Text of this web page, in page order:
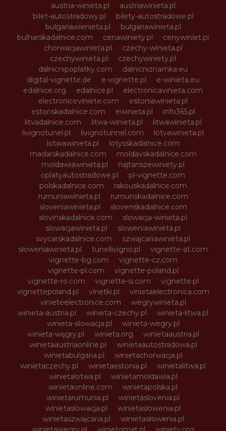
austria-winieta.pl
austriawinieta.pl
bilet-autostradowy.pl
bilety-autostradowe.pl
bulgariawienieta.pl
bulgariawinieta.pl
bulharskadalnice.com
cenawiniety.pl
cenywiniet.pl
chorwacjawinieta.pl
czechy-winieta.pl
czechywinieta.pl
czechywiniety.pl
dalnicnipoplatky.com
dalnicniznamka.eu
digital-vignette.de
e-vignette.pl
e-winieta.eu
edalnice.org
edalnice.pl
electronicavinieta.com
electroniceviniete.com
estoniawinieta.pl
estonskadalnice.com
ewinieta.pl
info365.pl
litvadalnice.com
litwa-winieta.pl
litwawinieta.pl
livignotunel.pl
livignotunnel.com
lotvawinieta.pl
lotwawinieta.pl
lotysskadalnice.com
madarskadalnice.com
moldavskadalnice.com
moldawiawinieta.pl
najtanszewiniety.pl
oplatyautostradowe.pl
pl-vignette.com
polskadalnice.com
rakouskadalnice.com
rumuniawinieta.pl
rumunskadalnice.com
sloveniawinieta.pl
slovenskadalnice.com
slovinskadalnice.com
slowacja-winieta.pl
slowacjawinieta.pl
sloweniawinieta.pl
svycarskadalnice.com
szwajcariawinieta.pl
słoweniawinieta.pl
tunellivigno.pl
vignette-at.com
vignette-bg.com
vignette-cz.com
vignette-pl.com
vignette-poland.pl
vignette-ro.com
vignette-si.com
vignette.pl
vignettepoland.pl
vinetki.pl
vinietaelectronica.com
vinieteelectronice.com
wegrywinieta.pl
winieta-austria.pl
winieta-czechy.pl
winieta-litwa.pl
winieta-słowacja.pl
winieta-wegry.pl
winieta-węgry.pl
winieta.org
winietaaustria.pl
winietaaustriaonline.pl
winietaautostradowa.pl
winietabulgaria.pl
winietachorwacja.pl
winietaczechy.pl
winietaestonia.pl
winietalitwa.pl
winietalotwa.pl
winietamoldawia.pl
winietaonline.com
winietapolska.pl
winietarumunia.pl
winietaslovenia.pl
winietaslowacja.pl
winietaslowenia.pl
winietaszwajcaria.pl
winietasłowenia.pl